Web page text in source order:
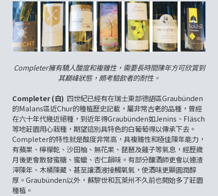
Completer擁有驕人酸度和複雜性，需要長時間陳年方可欣賞到
其巔峰狀態，頗考驗飲者的耐性。
Completer (白) 四世紀已經有在瑞士東部德語區Graubünden
的Malans區近Chur的種植歷史記載，屬非常古老的品種，曾經
在六十年代幾近絕種，到近年得Graubünden如Jenins、Fläsch
等地莊園用心栽種，期望這別具特色的白葡萄得以傳承下去。
Completer的特性就是酸度非常高，具複雜性和極佳陳年能力，
有蘋果、檸檬乾、沙田柚、無花果、琵琶及蓮子等氣息，經歷歲
月後更會散發蜜糖、蜜蠟、杏仁韻味。有部分釀酒師更會以連渣
滓陳年、木桶陳藏、甚至讓酒液接觸氧氣，使酒味更顯圓潤醇
厚。Graubünden以外，蘇黎世和瓦萊州不久前也開始多了莊園
種植。